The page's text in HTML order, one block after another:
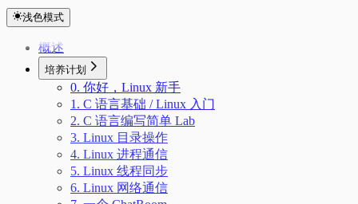
浅色模式
概述
培养计划
0. 你好，Linux 新手
1. C 语言基础 / Linux 入门
2. C 语言编写简单 Lab
3. Linux 目录操作
4. Linux 进程通信
5. Linux 线程同步
6. Linux 网络通信